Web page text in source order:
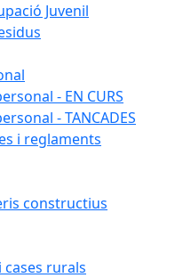
Juvenil
- EN CURS
- TANCADES
i reglaments
constructius
cases rurals